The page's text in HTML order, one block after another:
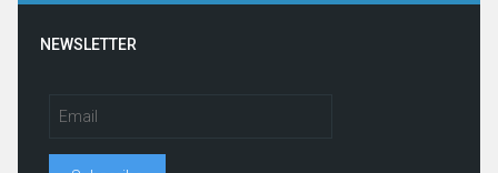
NEWSLETTER